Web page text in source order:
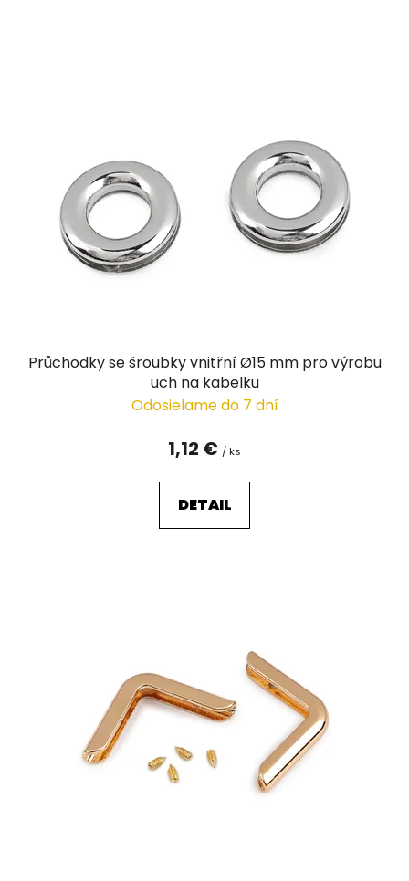
Průchodky se šroubky vnitřní Ø15 mm pro výrobu
uch na kabelku
Odosielame do 7 dní
1,12 € / ks
DETAIL